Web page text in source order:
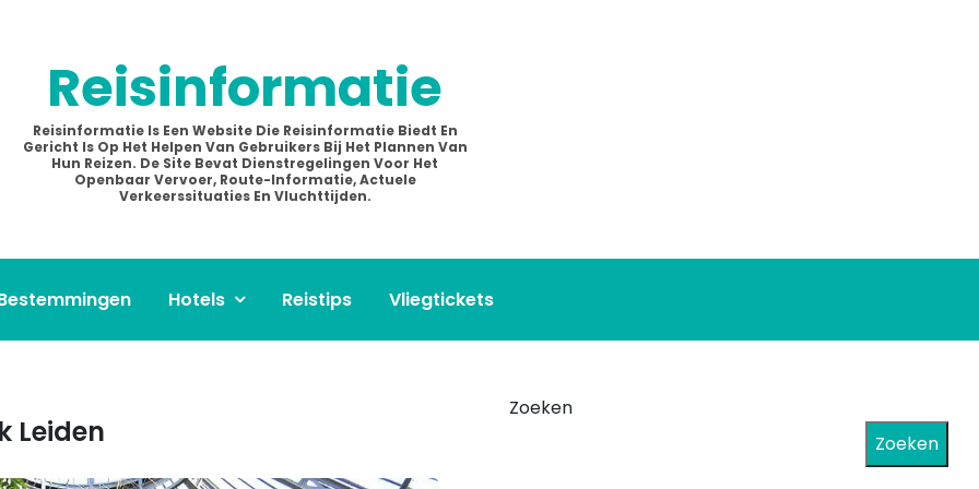
Reisinformatie
Reisinformatie Is Een Website Die Reisinformatie Biedt En
Gericht Is Op Het Helpen Van Gebruikers Bij Het Plannen Van
Hun Reizen. De Site Bevat Dienstregelingen Voor Het
Openbaar Vervoer, Route-Informatie, Actuele
Verkeerssituaties En Vluchttijden.
Hotels Reistips Vliegtickets
Leiden
Zoeken
Zoeken